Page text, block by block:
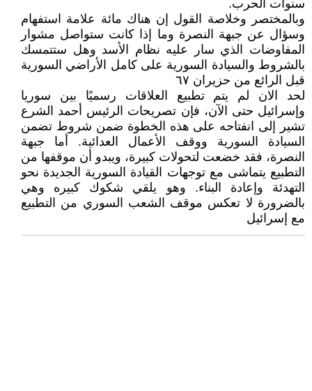
سنوات الحرب.
وبالمختصر وخلاصة القول إن هناك مائة علامة استفهام
وسؤال عن جبهة النصرة وما إذا كانت ستواصل مشوار
المفاوضات الذي سار عليه نظام الأسد وهل ستتمسك
بالشروط والسيادة السورية على كامل الأراضي السورية
قبل الرائع من حزيران ٦٧
لحد الان لم يتم تطبيع العلاقات رسميًا بين سوريا
وإسرائيل حتى الآن، فإن تصريحات الرئيس أحمد الشرع
تشير إلى انفتاحه على هذه الخطوة ضمن شروط تضمن
السيادة السورية ووقف الأعمال العدائية. أما جبهة
النصرة، فقد خضعت لتحولات كبيرة، ويبدو أن موقفها من
التطبيع يتماشى مع توجهات القيادة السورية الجديدة نحو
التهدئة وإعادة البناء. وهو يلقي شكوك كبيره وهي
بالضرورة لا تعكس موقف الشعب السوري من التطبيع
مع إسرائيل